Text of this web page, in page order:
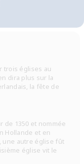
trois églises au
dira plus sur la
la fête de
1350 et nommée
Hollande et en
une autre église fût
église vit le